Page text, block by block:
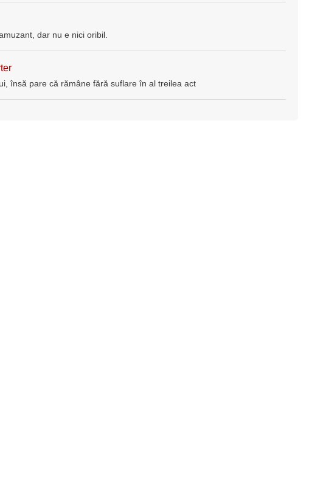
dar nu e nici oribil.
însă pare că rămâne fără suflare în al treilea act